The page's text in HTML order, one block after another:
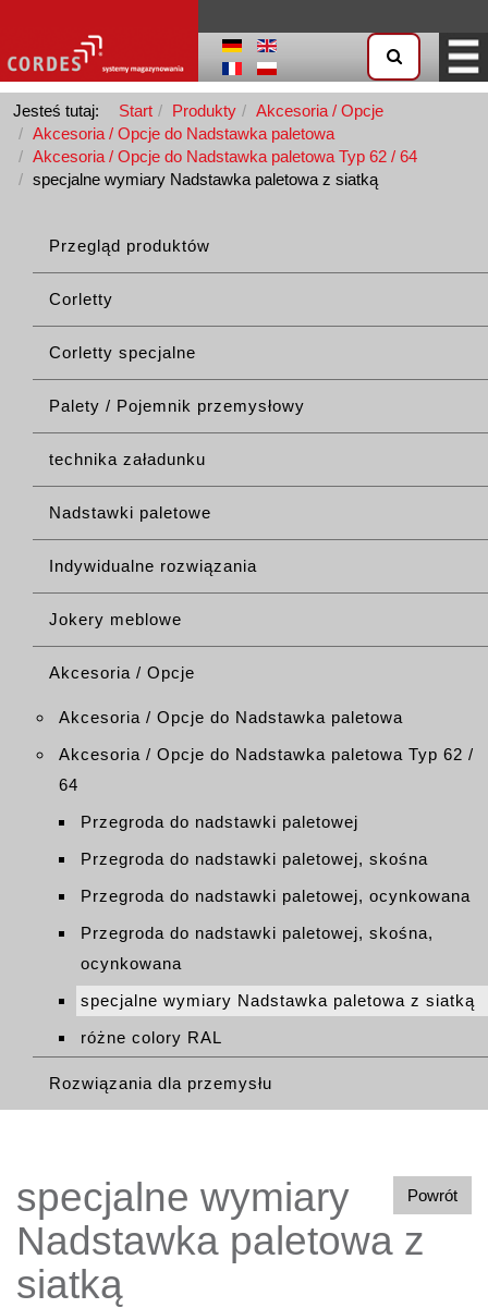
Jesteś tutaj: Start Produkty
Akcesoria / Opcje
Akcesoria / Opcje do Nadstawka paletowa
Akcesoria / Opcje do Nadstawka paletowa Typ 62 / 64
specjalne wymiary Nadstawka paletowa z siatką
Przegląd produktów
Corletty
Corletty specjalne
Palety / Pojemnik przemysłowy
technika załadunku
Nadstawki paletowe
Indywidualne rozwiązania
Jokery meblowe
Akcesoria / Opcje
Akcesoria / Opcje do Nadstawka paletowa
Akcesoria / Opcje do Nadstawka paletowa Typ 62 /
64
Przegroda do nadstawki paletowej
Przegroda do nadstawki paletowej, skośna
Przegroda do nadstawki paletowej, ocynkowana
Przegroda do nadstawki paletowej, skośna,
ocynkowana
specjalne wymiary Nadstawka paletowa z siatką
różne colory RAL
Rozwiązania dla przemysłu
Powrót
specjalne wymiary
Nadstawka paletowa z
siatką